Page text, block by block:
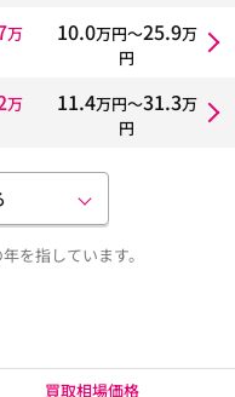
万
10.0万円〜25.9万
円
万
11.4万円〜31.3万
円
を指しています。
買取相場価格